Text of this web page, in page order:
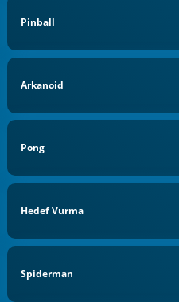
Pinball
Arkanoid
Pong
Hedef Vurma
Spiderman